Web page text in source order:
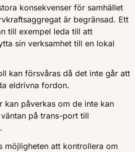
konsekvenser för samhället
är begränsad. Ett
till exempel leda till att
sin verksamhet till en lokal
kan försvåras då det inte går att
eldrivna fordon.
kan påverkas om de inte kan
på trans-port till
möjligheten att kontrollera om